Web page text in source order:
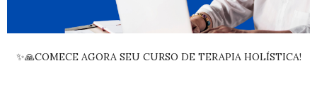
✨🙏COMECE AGORA SEU CURSO DE TERAPIA HOLÍSTICA!